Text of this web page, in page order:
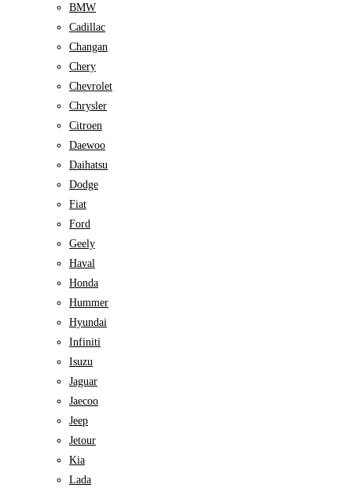
BMW
Cadillac
Changan
Chery
Chevrolet
Chrysler
Citroen
Daewoo
Daihatsu
Dodge
Fiat
Ford
Geely
Haval
Honda
Hummer
Hyundai
Infiniti
Isuzu
Jaguar
Jaecoo
Jeep
Jetour
Kia
Lada